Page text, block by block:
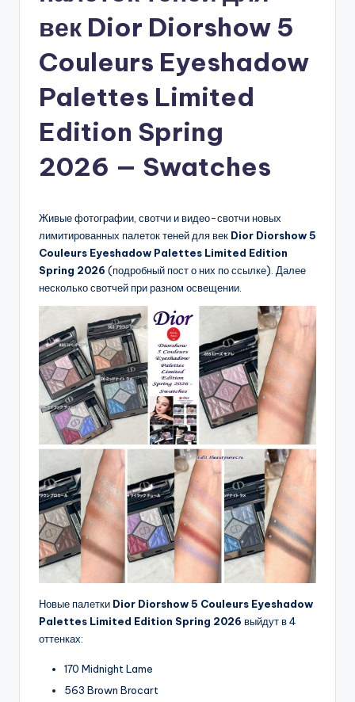
век Dior Diorshow 5
Couleurs Eyeshadow
Palettes Limited
Edition Spring
2026 — Swatches
Живые фотографии, свотчи и видео-свотчи новых
лимитированных палеток теней для век Dior Diorshow 5
Couleurs Eyeshadow Palettes Limited Edition
Spring 2026 (подробный пост о них по ссылке). Далее
несколько свотчей при разном освещении.
Новые палетки Dior Diorshow 5 Couleurs Eyeshadow
Palettes Limited Edition Spring 2026 выйдут в 4
оттенках:
170 Midnight Lame
563 Brown Brocart